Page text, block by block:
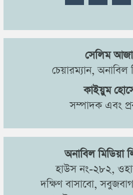
সেলিম
চেয়ারম্যান, অনাবিল
কাইয়ুম
সম্পাদক এবং
অনাবিল মিডিয়া
হাউস নং-২৮২,
দক্ষিণ বাসাবো,